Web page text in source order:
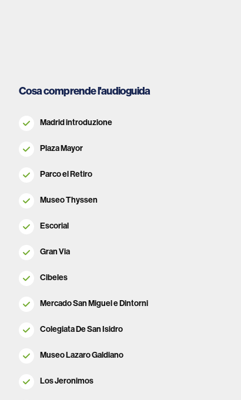
Cosa comprende l'audioguida
Madrid introduzione
Plaza Mayor
Parco el Retiro
Museo Thyssen
Escorial
Gran Via
Cibeles
Mercado San Miguel e Dintorni
Colegiata De San Isidro
Museo Lazaro Galdiano
Los Jeronimos